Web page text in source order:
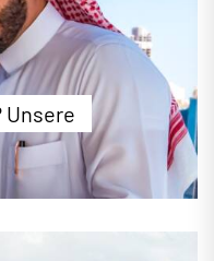
die bunte Auswahl
können.
Unsere
Urlaub einfacher.